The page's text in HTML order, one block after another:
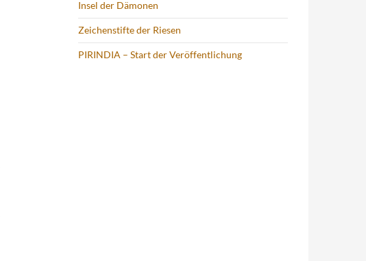
Insel der Dämonen
Zeichenstifte der Riesen
PIRINDIA – Start der Veröffentlichung